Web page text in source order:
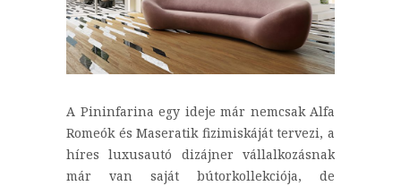
A Pininfarina egy ideje már nemcsak Alfa
Romeók és Maseratik fizimiskáját tervezi, a
híres luxusautó dizájner vállalkozásnak
már van saját bútorkollekciója, de